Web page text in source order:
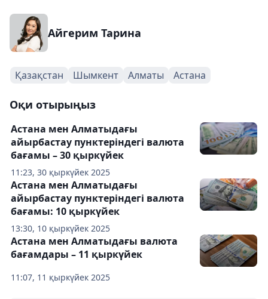
Айгерим Тарина
Қазақстан Шымкент Алматы Астана
Оқи отырыңыз
11:23, 30 қыркүйек 2025
Астана мен Алматыдағы
айырбастау пунктеріндегі валюта
бағамы – 30 қыркүйек
13:30, 10 қыркүйек 2025
Астана мен Алматыдағы
айырбастау пунктеріндегі валюта
бағамы: 10 қыркүйек
11:07, 11 қыркүйек 2025
Астана мен Алматыдағы валюта
бағамдары – 11 қыркүйек